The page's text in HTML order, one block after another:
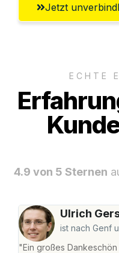
Jetzt
ECHTE
4.9 von 5 Sternen
Ulrich
ist nach Genf
"Ein großes